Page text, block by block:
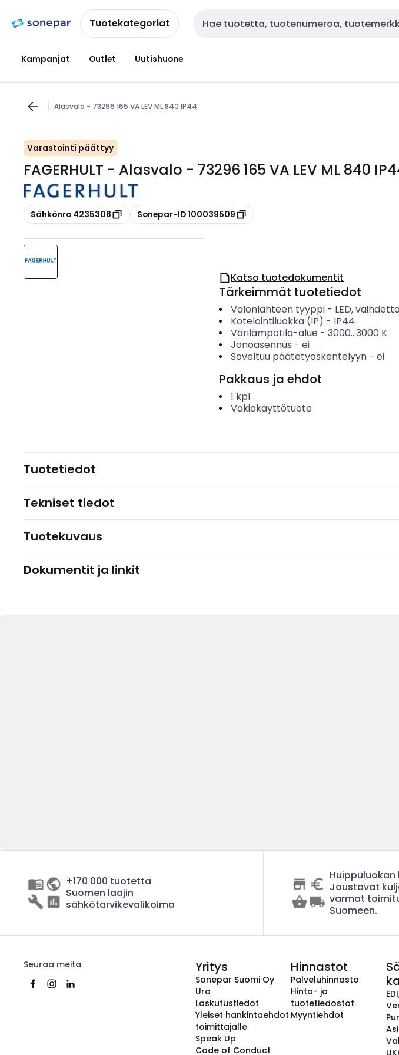
navigointiinsisältöönTuotekategoriat Haku
Kampanjat Outlet Uutishuone
Alasvalo - 73296 165 VA LEV ML 840 IP44
Varastointi päättyy
FAGERHULT - Alasvalo - 73296 165 VA LEV ML 840
Kopioi
Sähkönro 4235308 Kopioi
Sonepar-ID 100039509
Katso tuotedokumentit
Tärkeimmät tuotetiedot
Valonlähteen tyyppi- LED,
Kotelointiluokka (IP) - IP44
Värilämpötila-alue - 3000...3000 K
Jonoasennus - ei
Soveltuu päätetyöskentelyyn- ei
Pakkaus ja ehdot
1 kpl
Vakiokäyttötuote
Tuotetiedot
Tekniset tiedot
Tuotekuvaus
Dokumentit ja linkit
+170 000 tuotetta
Suomen laajin
sähkötarvikevalikoima
Joustavat
varmat
Suomeen.
Seuraa meitä Yritys
Sonepar Suomi Oy
Ura
Laskutustiedot
Yleiset hankintaehdot
toimittajalle
Speak Up
Code of Conduct
Hinnastot
Palveluhinnasto
Hinta- ja
tuotetiedostot
Myyntiehdot